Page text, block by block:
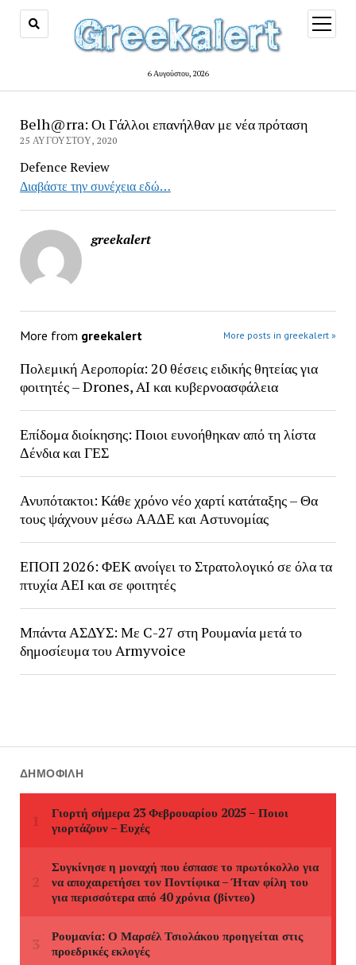
6 Αυγούστου, 2026
open
menu
Belh@rra: Οι Γάλλοι επανήλθαν με νέα πρόταση
25 ΑΥΓΟΎΣΤΟΥ, 2020
Defence Review
Διαβάστε την συνέχεια εδώ…
greekalert
More from greekalert More posts in greekalert »
Πολεμική Αεροπορία: 20 θέσεις ειδικής θητείας για
φοιτητές – Drones, AI και κυβερνοασφάλεια
Επίδομα διοίκησης: Ποιοι ευνοήθηκαν από τη λίστα
Δένδια και ΓΕΣ
Ανυπότακτοι: Κάθε χρόνο νέο χαρτί κατάταξης – Θα
τους ψάχνουν μέσω ΑΑΔΕ και Αστυνομίας
ΕΠΟΠ 2026: ΦΕΚ ανοίγει το Στρατολογικό σε όλα τα
πτυχία ΑΕΙ και σε φοιτητές
Μπάντα ΑΣΔΥΣ: Με C-27 στη Ρουμανία μετά το
δημοσίευμα του Armyvoice
ΔΗΜΟΦΙΛΉ